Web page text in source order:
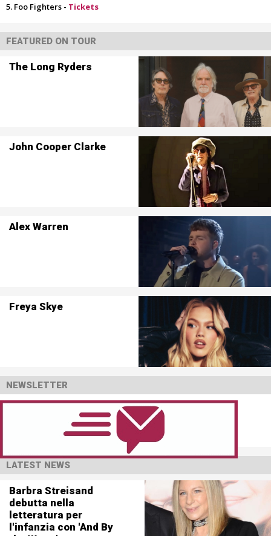
Foo Fighters - Tickets
FEATURED ON TOUR
The Long Ryders
John Cooper Clarke
Alex Warren
Freya Skye
NEWSLETTER
LATEST NEWS
Barbra Streisand
debutta nella
letteratura per
l'infanzia con 'And By